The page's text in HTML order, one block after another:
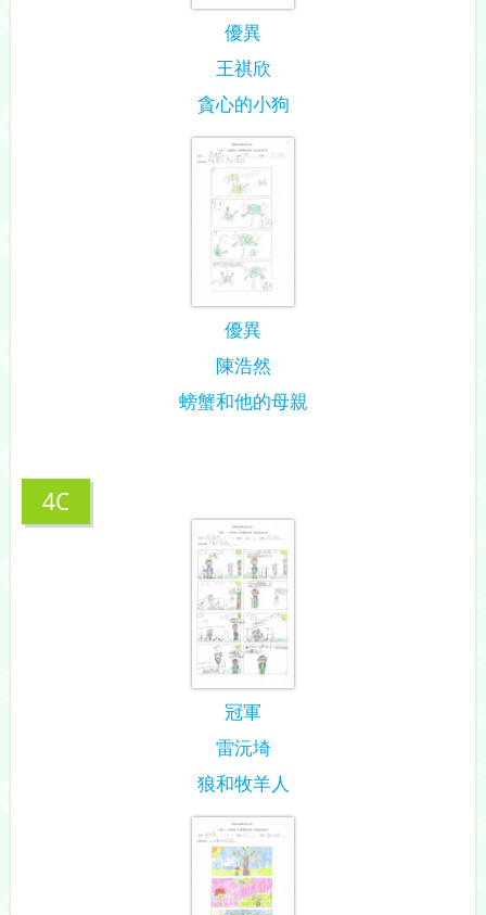
優異
王祺欣
貪心的小狗
優異
陳浩然
螃蟹和他的母親
4C
冠軍
雷沅埼
狼和牧羊人